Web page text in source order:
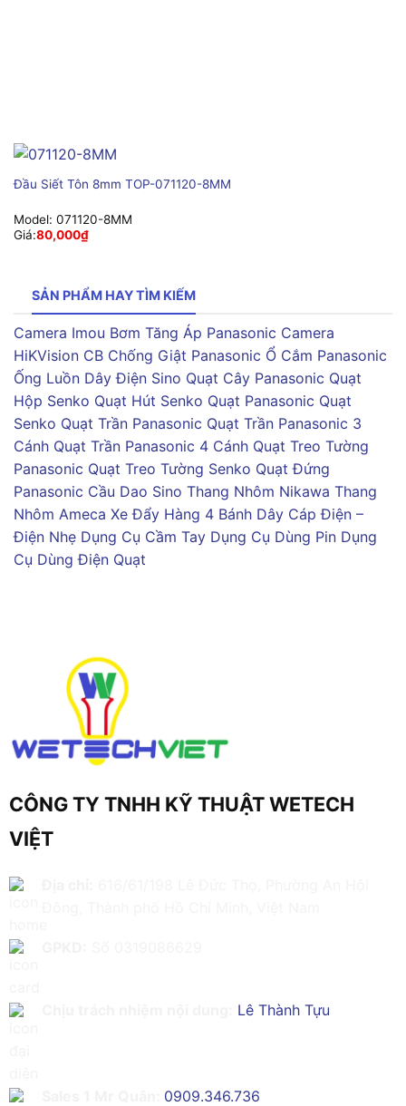
Đầu Siết Tôn 8mm TOP-071120-8MM
Model: 071120-8MM
Giá:80,000₫
SẢN PHẨM HAY TÌM KIẾM
Camera Imou Bơm Tăng Áp Panasonic Camera
HiKVision CB Chống Giật Panasonic Ổ Cắm Panasonic
Ống Luồn Dây Điện Sino Quạt Cây Panasonic Quạt
Hộp Senko Quạt Hút Senko Quạt Panasonic Quạt
Senko Quạt Trần Panasonic Quạt Trần Panasonic 3
Cánh Quạt Trần Panasonic 4 Cánh Quạt Treo Tường
Panasonic Quạt Treo Tường Senko Quạt Đứng
Panasonic Cầu Dao Sino Thang Nhôm Nikawa Thang
Nhôm Ameca Xe Đẩy Hàng 4 Bánh Dây Cáp Điện –
Điện Nhẹ Dụng Cụ Cầm Tay Dụng Cụ Dùng Pin Dụng
Cụ Dùng Điện Quạt
CÔNG TY TNHH KỸ THUẬT WETECH
VIỆT
Lê Thành Tựu
0909.346.736